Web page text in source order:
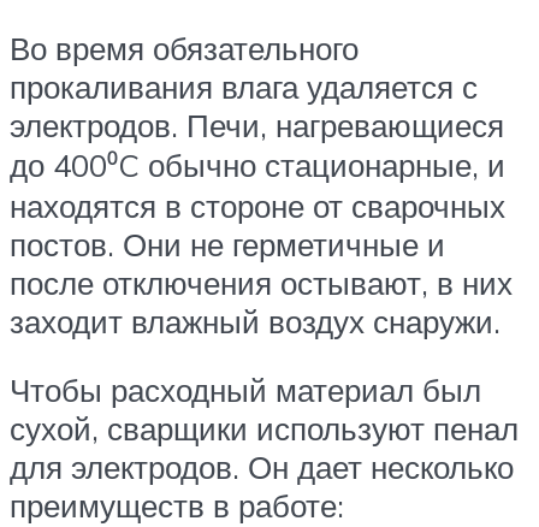
Во время обязательного
прокаливания влага удаляется с
электродов. Печи, нагревающиеся
до 400⁰C обычно стационарные, и
находятся в стороне от сварочных
постов. Они не герметичные и
после отключения остывают, в них
заходит влажный воздух снаружи.
Чтобы расходный материал был
сухой, сварщики используют пенал
для электродов. Он дает несколько
преимуществ в работе: